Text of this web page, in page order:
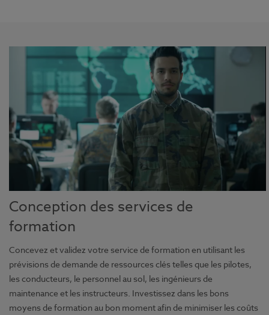
Conception des services de
formation
Concevez et validez votre service de formation en utilisant les
prévisions de demande de ressources clés telles que les pilotes,
les conducteurs, le personnel au sol, les ingénieurs de
maintenance et les instructeurs. Investissez dans les bons
moyens de formation au bon moment afin de minimiser les coûts